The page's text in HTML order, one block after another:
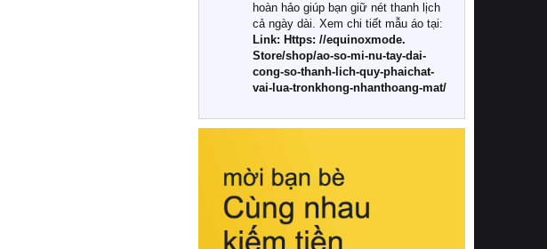
Khác với các dòng sản phẩm thông
thường, những bộ chăn ga gối đệm
cao cấp trải qua quy trình sản xuất
nghiêm ngặt từ khâu chọn lọc nguyên
liệu tự nhiên đến công nghệ dệt
nhuộm hiện đại không chứa hóa chất
này, bạn sẽ cảm nhận rõ rệt sự khác
hồi chuẩn xác của phần đệm nâng đỡ
cột sống.
Bên cạnh đó, việc lựa chọn các dòng
sản phẩm đạt chuẩn chất lượng quốc
hoàn hảo giúp bạn giữ nét thanh lịch
cả ngày dài. Xem chi tiết mẫu áo tại:
Link: Https: //equinoxmode.
Store/shop/ao-so-mi-nu-tay-dai-
cong-so-thanh-lich-quy-phaichat-
vai-lua-tronkhong-nhanthoang-mat/